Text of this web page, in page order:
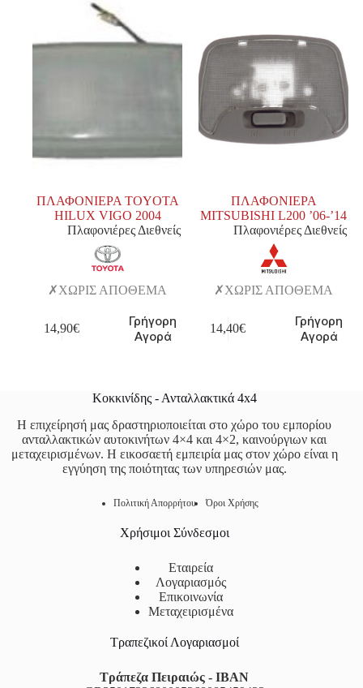
ΠΛΑΦΟΝΙΕΡΑ TOYOTA
HILUX VIGO 2004
Πλαφονιέρες Διεθνείς
ΧΩΡΙΣ ΑΠΟΘΕΜΑ
14,90€
Γρήγορη
Αγορά
ΠΛΑΦΟΝΙΕΡΑ
MITSUBISHI L200 ’06-’14
Πλαφονιέρες Διεθνείς
ΧΩΡΙΣ ΑΠΟΘΕΜΑ
14,40€
Γρήγορη
Αγορά
Κοκκινίδης - Ανταλλακτικά 4x4
Η επιχείρησή μας δραστηριοποιείται στο χώρο του εμπορίου
ανταλλακτικών αυτοκινήτων 4×4 και 4×2, καινούργιων και
μεταχειρισμένων. Η εικοσαετή εμπειρία μας στον χώρο είναι η
εγγύηση της ποιότητας των υπηρεσιών μας.
Πολιτική Απορρήτου Όροι Χρήσης
Χρήσιμοι Σύνδεσμοι
Εταιρεία
Λογαριασμός
Επικοινωνία
Μεταχειρισμένα
Τραπεζικοί Λογαριασμοί
Τράπεζα Πειραιώς - IBAN